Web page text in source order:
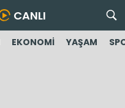
CANLI
EKONOMİ YAŞAM